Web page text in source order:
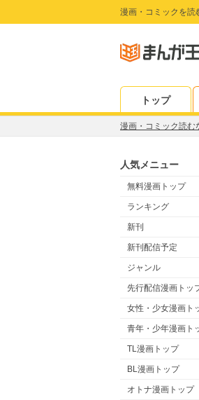
漫画・コミックを読
トップ
漫画・コミック読む
人気メニュー
無料漫画トップ
ランキング
新刊
新刊配信予定
ジャンル
先行配信漫画トッ
女性・少女漫画ト
青年・少年漫画ト
TL漫画トップ
BL漫画トップ
オトナ漫画トップ